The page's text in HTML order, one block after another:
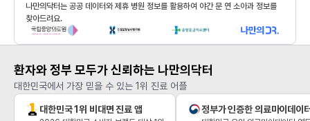
나만의닥터는 공공 데이터와 제휴 병원 정보를 활용하여 야간 문 연 소아과 정보를
찾아드려요.
환자와 정부 모두가 신뢰하는 나만의닥터
대한민국에서 가장 믿을 수 있는 1위 진료 어플
대한민국 1위 비대면 진료 앱 정부가 인증한 의료마이데이